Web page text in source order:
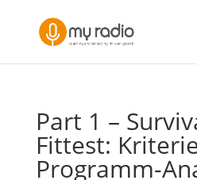
Part 1 –
Fittest:
Programm-